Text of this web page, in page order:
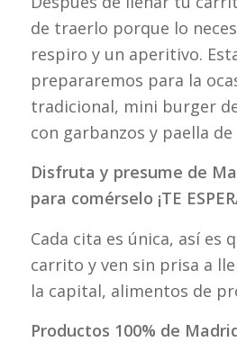
de traerlo porque lo
respiro y un aperitivo.
prepararemos para la
tradicional, mini burger
con garbanzos y paella
Disfruta y presume de
para comérselo ¡TE
Cada cita es única, así es
carrito y ven sin prisa a
la capital, alimentos de
Productos 100% de